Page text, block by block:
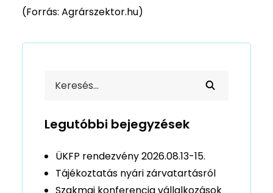
(Forrás: Agrárszektor.hu)
Legutóbbi bejegyzések
ÜKFP rendezvény 2026.08.13-15.
Tájékoztatás nyári zárvatartásról